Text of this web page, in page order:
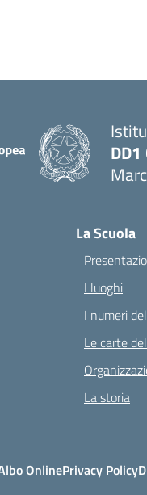
La Scuola
I luoghi
I numeri
Le carte
La storia
OnlinePrivacy Policy